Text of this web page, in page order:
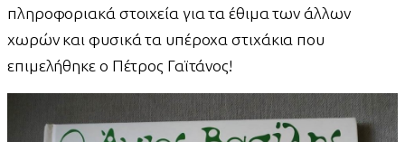
πληροφοριακά στοιχεία για τα έθιμα των άλλων
χωρών και φυσικά τα υπέροχα στιχάκια που
επιμελήθηκε ο Πέτρος Γαϊτάνος!